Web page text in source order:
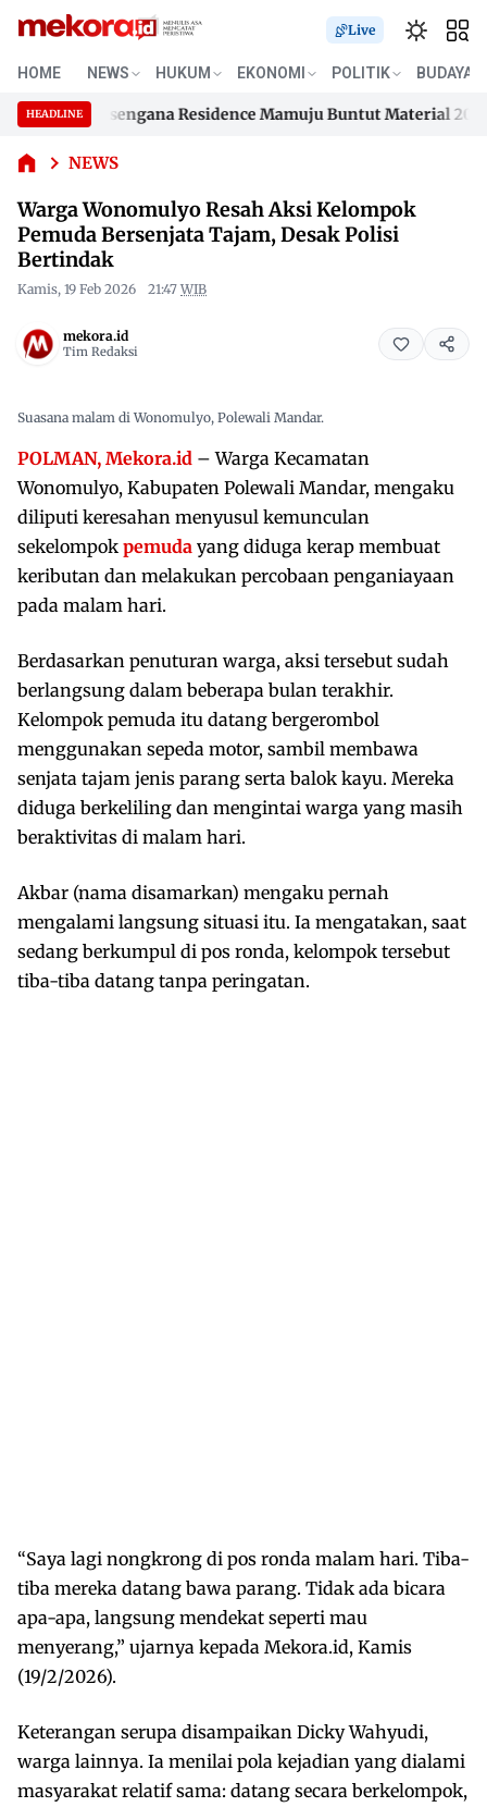
Live
HOME NEWS HUKUM EKONOMI POLITIK BUDAYA
HEADLINE
Samusengana Residence Mamuju Buntut Material 200
Samusengana Residence Mamuju Buntut Material 200
NEWS
Wonomulyo
Resah Aksi
Kelompok
Bersenjata
Desak
Polisi
Bertindak
Warga Wonomulyo Resah Aksi Kelompok
Pemuda Bersenjata Tajam, Desak Polisi
Bertindak
Kamis, 19 Feb 2026 21:47 WIB
mekora.id
Tim Redaksi
Suasana malam di Wonomulyo, Polewali Mandar.
POLMAN, Mekora.id – Warga Kecamatan
Wonomulyo, Kabupaten Polewali Mandar, mengaku
diliputi keresahan menyusul kemunculan
sekelompok pemuda yang diduga kerap membuat
keributan dan melakukan percobaan penganiayaan
pada malam hari.
Berdasarkan penuturan warga, aksi tersebut sudah
berlangsung dalam beberapa bulan terakhir.
Kelompok pemuda itu datang bergerombol
menggunakan sepeda motor, sambil membawa
senjata tajam jenis parang serta balok kayu. Mereka
diduga berkeliling dan mengintai warga yang masih
beraktivitas di malam hari.
Akbar (nama disamarkan) mengaku pernah
mengalami langsung situasi itu. Ia mengatakan, saat
sedang berkumpul di pos ronda, kelompok tersebut
tiba-tiba datang tanpa peringatan.
“Saya lagi nongkrong di pos ronda malam hari. Tiba-
tiba mereka datang bawa parang. Tidak ada bicara
apa-apa, langsung mendekat seperti mau
menyerang,” ujarnya kepada Mekora.id, Kamis
(19/2/2026).
Keterangan serupa disampaikan Dicky Wahyudi,
warga lainnya. Ia menilai pola kejadian yang dialami
masyarakat relatif sama: datang secara berkelompok,